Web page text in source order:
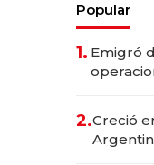
Popular
1. Emigró
2.Creció